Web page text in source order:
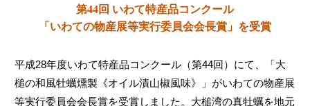
第44回 いわて特産品コンクール
「いわての物産展等実行委員会会長賞」を受賞
平成28年度いわて特産品コンクール（第44回）にて、「大
槌の和風牡蠣燻製《オイル漬山椒風味》」がいわての物産展
等実行委員会会長賞を受賞しました。大槌湾の真牡蠣を地元